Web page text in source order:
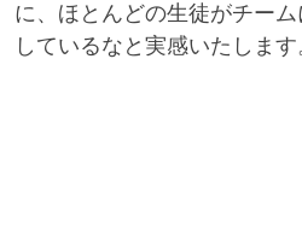
に、ほとんどの生徒がチー
しているなと実感いたします